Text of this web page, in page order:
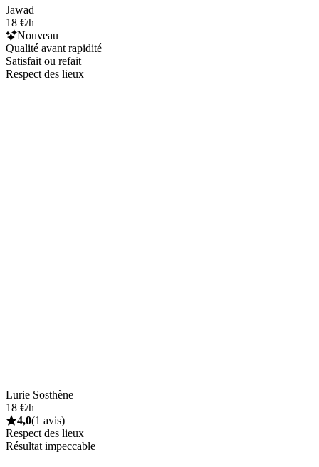
Jawad
18 €/h
Nouveau
Qualité avant rapidité
Satisfait ou refait
Respect des lieux
Lurie Sosthène
18 €/h
4,0(1 avis)
Respect des lieux
Résultat impeccable